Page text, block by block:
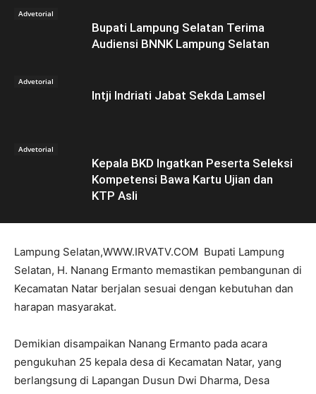
Advetorial
Bupati Lampung Selatan Terima
Audiensi BNNK Lampung Selatan
Advetorial
Intji Indriati Jabat Sekda Lamsel
Advetorial
Kepala BKD Ingatkan Peserta Seleksi
Kompetensi Bawa Kartu Ujian dan
KTP Asli
Lampung Selatan,WWW.IRVATV.COM Bupati Lampung
Selatan, H. Nanang Ermanto memastikan pembangunan di
Kecamatan Natar berjalan sesuai dengan kebutuhan dan
harapan masyarakat.
Demikian disampaikan Nanang Ermanto pada acara
pengukuhan 25 kepala desa di Kecamatan Natar, yang
berlangsung di Lapangan Dusun Dwi Dharma, Desa